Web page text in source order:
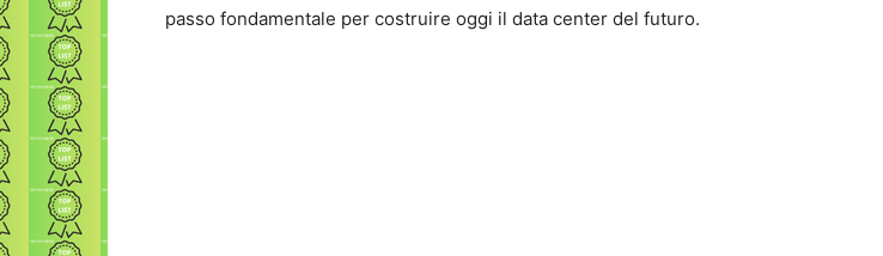
passo fondamentale per costruire oggi il data center del futuro.